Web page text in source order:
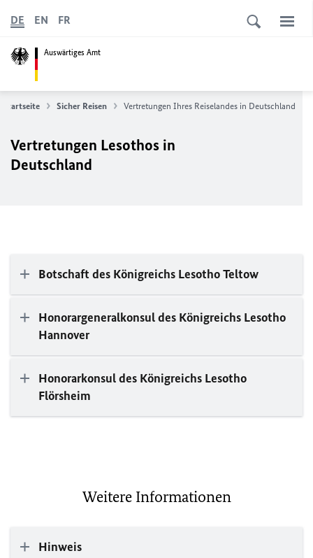
Auswärtiges Amt
DE EN FR
Startseite Sicher Reisen Vertretungen Ihres Reiselandes in Deutschland
Vertretungen Lesothos in
Deutschland
Botschaft des Königreichs Lesotho Teltow
Honorargeneralkonsul des Königreichs Lesotho
Hannover
Honorarkonsul des Königreichs Lesotho
Flörsheim
Weitere Informationen
Hinweis